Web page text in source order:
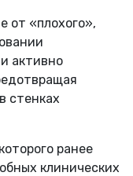
от «плохого»,
активно
стенках
ранее
клинических